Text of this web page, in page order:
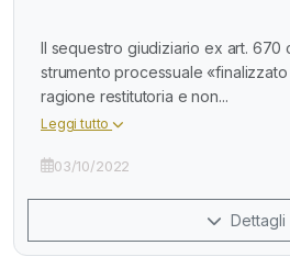
Il sequestro giudiziario ex art. 670
strumento processuale
ragione restitutoria e non...
Leggi tutto
03/10/2022
Dettagli